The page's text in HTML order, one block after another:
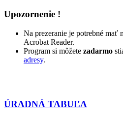
Upozornenie !
Na prezeranie je potrebné mať
Acrobat Reader.
Program si môžete zadarmo
adresy.
ÚRADNÁ TABUĽA